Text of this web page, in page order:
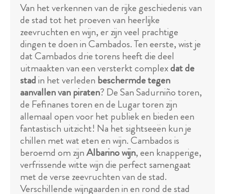
Van het verkennen van de rijke geschiedenis van
de stad tot het proeven van heerlijke
zeevruchten en wijn, er zijn veel prachtige
dingen te doen in Cambados. Ten eerste, wist je
dat Cambados drie torens heeft die deel
uitmaakten van een versterkt complexdat de
stadin het verleden beschermde tegen
aanvallen van piraten? De San Sadurniño toren,
de Fefinanes toren en de Lugar toren zijn
allemaal open voor het publiek en bieden een
fantastisch uitzicht! Na het sightseeën kun je
chillen met wat eten en wijn. Cambados is
beroemd om zijnAlbarino wijn, een knapperige,
verfrissende witte wijn die perfect samengaat
met de verse zeevruchten van de stad.
Verschillende wijngaarden in en rond de stad